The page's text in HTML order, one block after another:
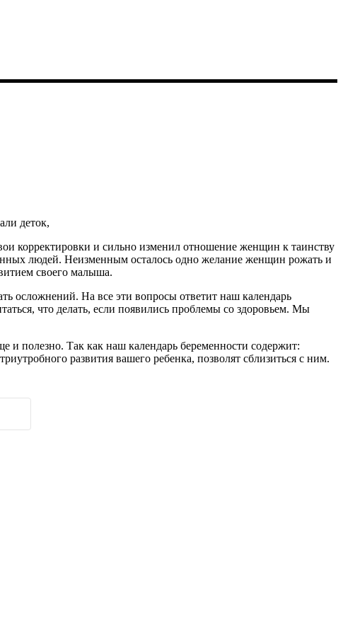
корректировки и сильно изменил отношение женщин к таинству
людей. Неизменным осталось одно желание женщин рожать и
своего малыша.
осложнений. На все эти вопросы ответит наш календарь
что делать, если появились проблемы со здоровьем. Мы
и полезно. Так как наш календарь беременности содержит:
развития вашего ребенка, позволят сблизиться с ним.